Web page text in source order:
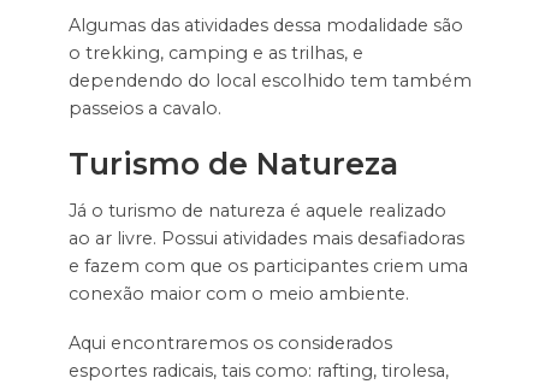
Algumas das atividades dessa modalidade são
o trekking, camping e as trilhas, e
dependendo do local escolhido tem também
passeios a cavalo.
Turismo de Natureza
Já o turismo de natureza é aquele realizado
ao ar livre. Possui atividades mais desafiadoras
e fazem com que os participantes criem uma
conexão maior com o meio ambiente.
Aqui encontraremos os considerados
esportes radicais, tais como: rafting, tirolesa,